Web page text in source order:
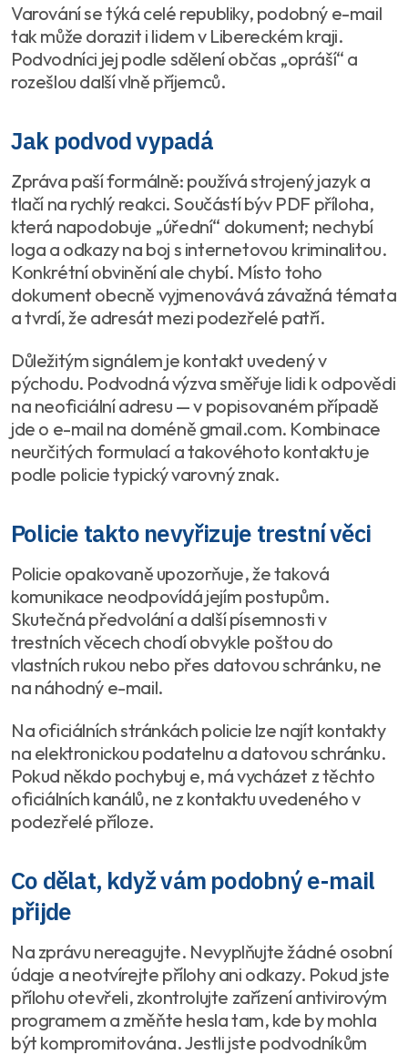
Varování se týká celé republiky, podobný e-mail
tak může dorazit i lidem v Libereckém kraji.
Podvodníci jej podle sdělení občas „opráší“ a
rozešlou další vlně příjemců.
Jak podvod vypadá
Zpráva paší formálně: používá strojený jazyk a
tlačí na rychlý reakci. Součástí býv PDF příloha,
která napodobuje „úřední“ dokument; nechybí
loga a odkazy na boj s internetovou kriminalitou.
Konkrétní obvinění ale chybí. Místo toho
dokument obecně vyjmenovává závažná témata
a tvrdí, že adresát mezi podezřelé patří.
Důležitým signálem je kontakt uvedený v
pýchodu. Podvodná výzva směřuje lidi k odpovědi
na neoficiální adresu — v popisovaném případě
jde o e-mail na doméně gmail.com. Kombinace
neurčitých formulací a takovéhoto kontaktu je
podle policie typický varovný znak.
Policie takto nevyřizuje trestní věci
Policie opakovaně upozorňuje, že taková
komunikace neodpovídá jejím postupům.
Skutečná předvolání a další písemnosti v
trestních věcech chodí obvykle poštou do
vlastních rukou nebo přes datovou schránku, ne
na náhodný e-mail.
Na oficiálních stránkách policie lze najít kontakty
na elektronickou podatelnu a datovou schránku.
Pokud někdo pochybuj e, má vycházet z těchto
oficiálních kanálů, ne z kontaktu uvedeného v
podezřelé příloze.
Co dělat, když vám podobný e-mail
přijde
Na zprávu nereagujte. Nevyplňujte žádné osobní
údaje a neotvírejte přílohy ani odkazy. Pokud jste
přílohu otevřeli, zkontrolujte zařízení antivirovým
programem a změňte hesla tam, kde by mohla
být kompromitována. Jestli jste podvodníkům